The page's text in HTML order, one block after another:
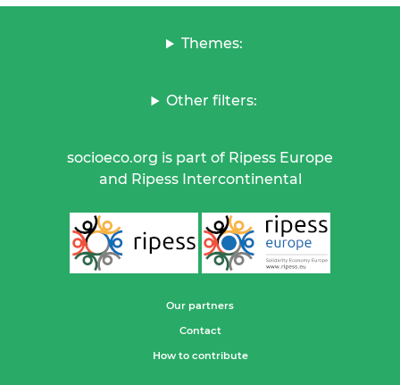
Themes:
Other filters:
socioeco.org is part of Ripess Europe
and Ripess Intercontinental
Our partners
Contact
How to contribute